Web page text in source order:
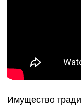
Имущество